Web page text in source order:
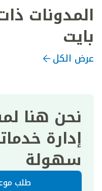
المدونات
بايت
عرض الكل
نحن هنا
إدارة
سهولة
طلب